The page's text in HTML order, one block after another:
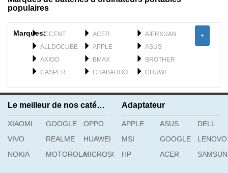
populaires
Marques:ACCENT ACER
AIERXUAN
ALLDOCUBE
APPLE
ASUS
AXIOO
BMAX
BROTHER
CASPER
CHABADOO
CHUWI
GETAC
GFL
GIGABYTE
H3C
HAIER
HASEE
+
Le meilleur de nos catégories
XIAOMI GOOGLE
OPPO
VIVO
REALME
HUAWEI
NOKIA
MOTOROLAMICROSOFT
Adaptateur
APPLE ASUS
DELL
MSI
GOOGLE
LENOVO
HP
ACER